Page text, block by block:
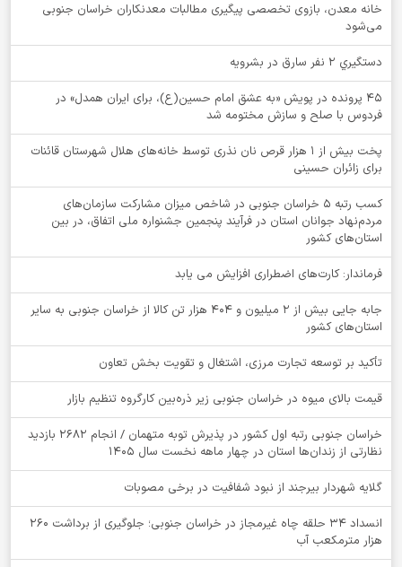
خانه معدن، بازوی تخصصی پیگیری مطالبات معدنکاران خراسان جنوبی
می‌شود
دستگيري 2 نفر سارق در بشرويه
۴۵ پرونده در پویش «به عشق امام حسین(ع)، برای ایران همدل» در
فردوس با صلح و سازش مختومه شد
پخت بیش از 1 هزار قرص نان نذری توسط خانه‌های هلال شهرستان قائنات
برای زائران حسینی
کسب رتبه ۵ خراسان جنوبی در شاخص میزان مشارکت سازمان‌های
مردم‌نهاد جوانان استان در فرآیند پنجمین جشنواره ملی اتفاق، در بین
استان‌های کشور
فرماندار: کارت‌های اضطراری افزایش می یابد
جابه جایی بیش از 2 میلیون و 404 هزار تن کالا از خراسان جنوبی به سایر
استان‌های کشور
تأکید بر توسعه تجارت مرزی، اشتغال و تقویت بخش تعاون
قیمت بالای میوه در خراسان جنوبی زیر ذره‌بین کارگروه تنظیم بازار
خراسان جنوبی رتبه اول کشور در پذیرش توبه متهمان / انجام ۲۶۸۲ بازدید
نظارتی از زندان‌ها استان در چهار ماهه نخست سال 1405
گلایه شهردار بیرجند از نبود شفافیت در برخی مصوبات
انسداد ۳۴ حلقه چاه غیرمجاز در خراسان جنوبی؛ جلوگیری از برداشت ۲۶۰
هزار مترمکعب آب